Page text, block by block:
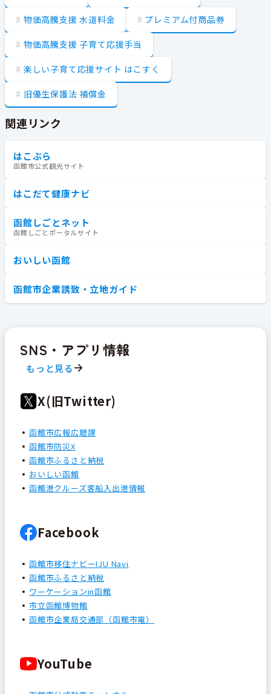
物価高騰支援 水道料金 プレミアム付商品券
物価高騰支援 子育て応援手当
楽しい子育て応援サイト はこすく
旧優生保護法 補償金
関連リンク
はこぶら
函館市公式観光サイト
はこだて健康ナビ
函館しごとネット
函館しごとポータルサイト
おいしい函館
函館市企業誘致・立地ガイド
SNS・アプリ情報
もっと見る
X(旧Twitter)
函館市広報広聴課
函館市防災X
函館市ふるさと納税
おいしい函館
函館港クルーズ客船入出港情報
Facebook
函館市移住ナビーIJU Navi
函館市ふるさと納税
ワーケーションin函館
市立函館博物館
函館市企業局交通部（函館市電）
YouTube